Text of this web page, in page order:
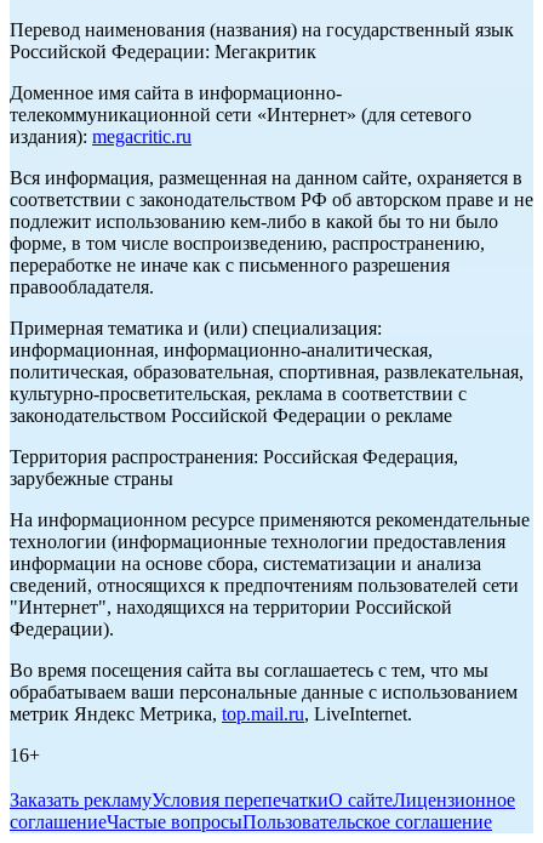
Перевод наименования (названия) на государственный язык
Российской Федерации: Мегакритик
Доменное имя сайта в информационно-
телекоммуникационной сети «Интернет» (для сетевого
издания): megacritic.ru
Вся информация, размещенная на данном сайте, охраняется в
соответствии с законодательством РФ об авторском праве и не
подлежит использованию кем-либо в какой бы то ни было
форме, в том числе воспроизведению, распространению,
переработке не иначе как с письменного разрешения
правообладателя.
Примерная тематика и (или) специализация:
информационная, информационно-аналитическая,
политическая, образовательная, спортивная, развлекательная,
культурно-просветительская, реклама в соответствии с
законодательством Российской Федерации о рекламе
Территория распространения: Российская Федерация,
зарубежные страны
На информационном ресурсе применяются рекомендательные
технологии (информационные технологии предоставления
информации на основе сбора, систематизации и анализа
сведений, относящихся к предпочтениям пользователей сети
"Интернет", находящихся на территории Российской
Федерации).
Во время посещения сайта вы соглашаетесь с тем, что мы
обрабатываем ваши персональные данные с использованием
метрик Яндекс Метрика, top.mail.ru, LiveInternet.
16+
Заказать рекламуУсловия перепечаткиО сайтеЛицензионное
соглашениеЧастые вопросыПользовательское соглашение